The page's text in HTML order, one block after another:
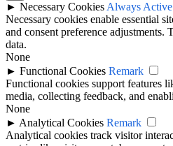
► Necessary Cookies Always Active
Necessary cookies enable essential
and consent preference adjustments.
data.
None
► Functional Cookies Remark
Functional cookies support features
media, collecting feedback, and
None
► Analytical Cookies Remark
Analytical cookies track visitor